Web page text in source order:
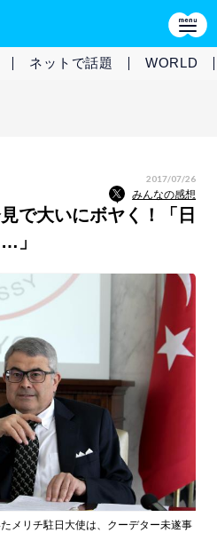
ネットで話題 WORLD
2017/07/26
みんなの感想
で大いにボヤく！「日
」
メリチ駐日大使は、クーデター未遂事